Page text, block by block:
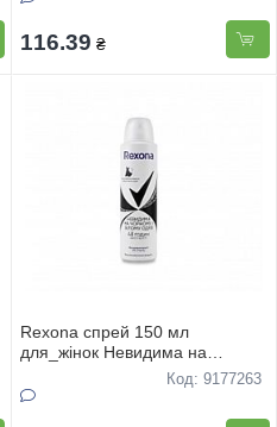
116.39 ₴
Rexona спрей 150 мл
для_жінок Невидима на
Код: 9177263